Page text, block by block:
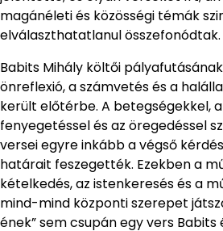
magánéleti és közösségi témák
elválaszthatatlanul összefonódtak.
Babits Mihály költői
önreflexió, a számvetés és a
került előtérbe. A betegségekkel,
fenyegetéssel és az öregedéssel
versei egyre inkább a végső
határait feszegették. Ezekben a
kételkedés, az istenkeresés és a
mind-mind központi szerepet
ének” sem csupán egy vers